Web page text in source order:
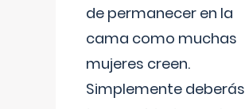
de permanecer en la
cama como muchas
mujeres creen.
Simplemente deberás